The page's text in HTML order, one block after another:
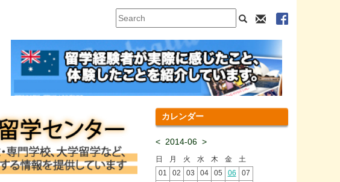
カレンダー
< 2014-06 >
日 月 火 水 木 金
土
01
02 03 04 05 06
07